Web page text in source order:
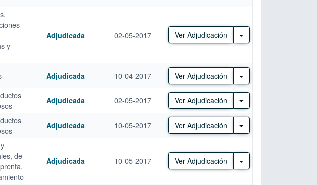
y
Adjudicada 02-05-2017 Ver Adjudicación Otras Acciones
Adjudicada 10-04-2017 Ver Adjudicación Otras Acciones
Adjudicada 02-05-2017 Ver Adjudicación Otras Acciones
Adjudicada 10-05-2017 Ver Adjudicación Otras Acciones
de
Adjudicada 10-05-2017 Ver Adjudicación Otras Acciones